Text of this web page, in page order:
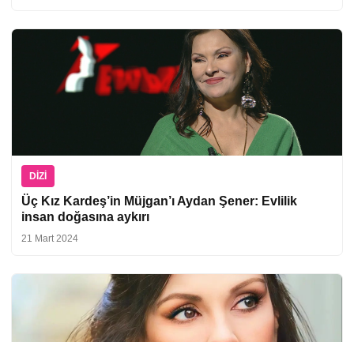
DIZI
Üç Kız Kardeş’in Müjgan’ı Aydan Şener: Evlilik
insan doğasına aykırı
21 Mart 2024